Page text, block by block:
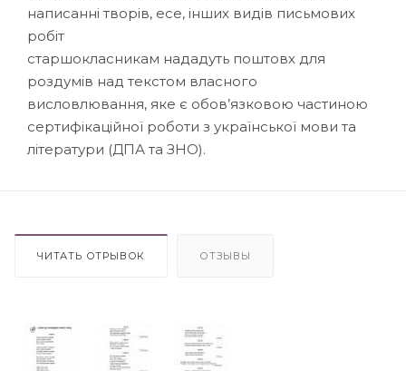
написанні творів, есе, інших видів письмових
робіт
старшокласникам нададуть поштовх для
роздумів над текстом власного
висловлювання, яке є обов’язковою частиною
сертифікаційної роботи з української мови та
літератури (ДПА та ЗНО).
ЧИТАТЬ ОТРЫВОК ОТЗЫВЫ